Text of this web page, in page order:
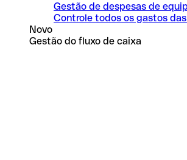
Gestão de despesas de
Controle todos os gastos
Novo
Gestão do fluxo de caixa